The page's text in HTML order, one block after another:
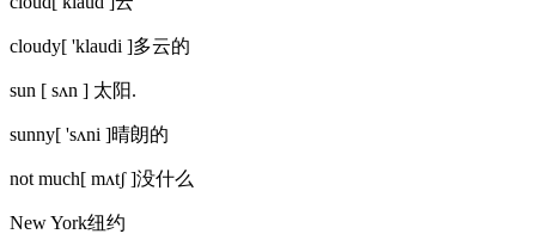
cloudy[ 'klaudi ]多云的
sun [ sʌn ] 太阳.
sunny[ 'sʌni ]晴朗的
not much[ mʌtʃ ]没什么
New York纽约